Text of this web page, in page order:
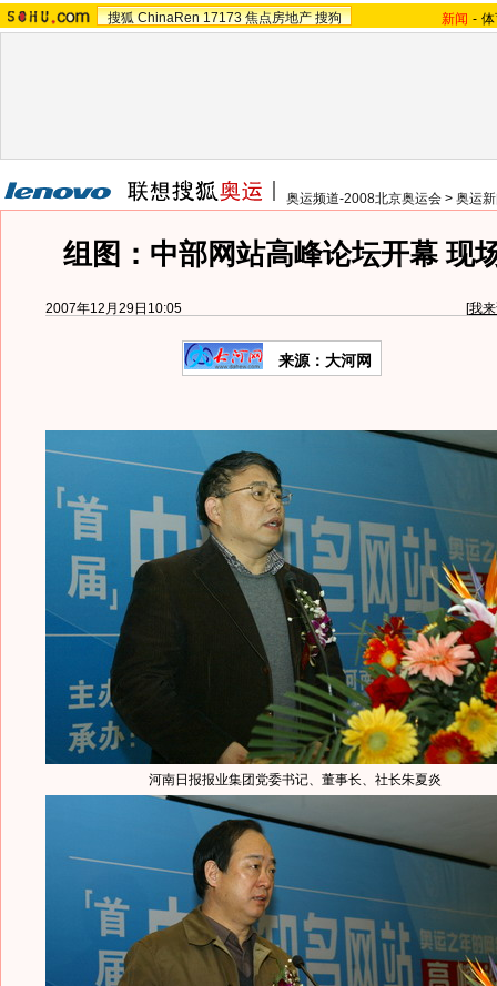
搜狐 ChinaRen 17173 焦点房地产 搜狗 新闻 -
奥运频道-2008北京奥运会 > 奥运
组图：中部网站高峰论坛开幕 现
2007年12月29日10:05 [我
来源：大河网
河南日报报业集团党委书记、董事长、社长朱夏炎